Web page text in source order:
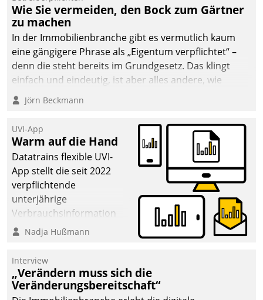
Wie Sie vermeiden, den Bock zum Gärtner
zu machen
In der Immobilienbranche gibt es vermutlich kaum
eine gängigere Phrase als „Eigentum verpflichtet“ –
denn die steht bereits im Grundgesetz. Das klingt
einfach und eindeutig, ist aber alles andere, wie
Branchenbeschäftigte wissen. Denn mit der
Verantwortung folgen Verpflichtungen.
Jörn Beckmann
UVI-App
Warm auf die Hand
Datatrains flexible UVI-
App stellt die seit 2022
verpflichtende
unterjährige
Verbrauchsinformation
schnell, zuverlässig und
Die monatlichen
Mitteilungen zum
Heizungs- und
Nadja Hußmann
Interview
„Verändern muss sich die
Veränderungsbereitschaft“